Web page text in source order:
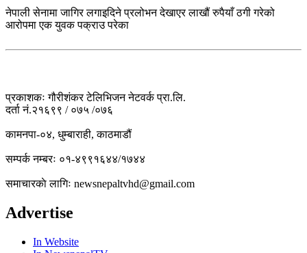
नेपाली सेनामा जागिर लगाइदिने प्रलोभन देखाएर लाखौं रुपैयाँ ठगी गरेको
आरोपमा एक युवक पक्राउ परेका
प्रकाशकः गौरीशंकर टेलिभिजन नेटवर्क प्रा.लि.
दर्ता नं.२१६९९ / ०७५ /०७६
कामनपा-०४, धुम्बाराही, काठमाडौं
सम्पर्क नम्बरः ०१-४९९१६४४/१७४४
समाचारकाे लागिः newsnepaltvhd@gmail.com
Advertise
In Website